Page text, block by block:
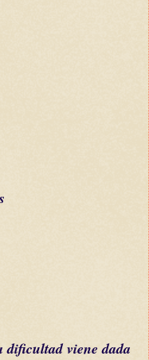
dificultad viene dada